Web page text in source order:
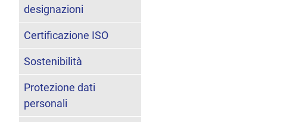
designazioni
Certificazione ISO
Sostenibilità
Protezione dati
personali